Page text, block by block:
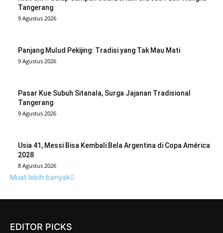
Tangerang
9 Agustus 2026
Panjang Mulud Pekijing: Tradisi yang Tak Mau Mati
9 Agustus 2026
Pasar Kue Subuh Sitanala, Surga Jajanan Tradisional
Tangerang
9 Agustus 2026
Usia 41, Messi Bisa Kembali Bela Argentina di Copa América
2028
8 Agustus 2026
Muat lebih banyak
EDITOR PICKS